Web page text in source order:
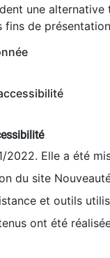
une alternative
fins de
2022. Elle a été
du site
et outils
ont été